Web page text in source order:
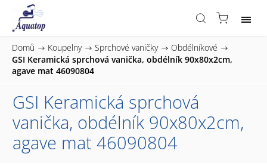
Domů / Koupelny / Sprchové vaničky / Obdélníkové /
GSI Keramická sprchová vanička, obdélník 90x80x2cm,
agave mat 46090804
GSI Keramická sprchová
vanička, obdélník 90x80x2cm,
agave mat 46090804